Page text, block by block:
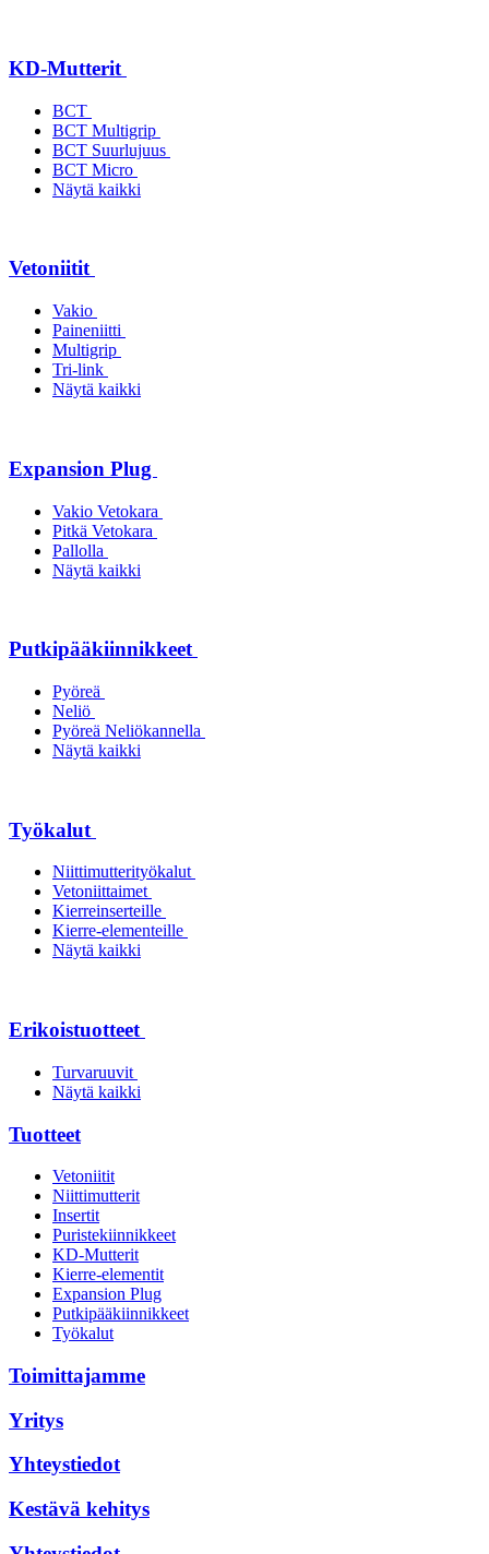
KD-Mutterit
BCT
BCT Multigrip
BCT Suurlujuus
BCT Micro
Näytä kaikki
Vetoniitit
Vakio
Paineniitti
Multigrip
Tri-link
Näytä kaikki
Expansion Plug
Vakio Vetokara
Pitkä Vetokara
Pallolla
Näytä kaikki
Putkipääkiinnikkeet
Pyöreä
Neliö
Pyöreä Neliökannella
Näytä kaikki
Työkalut
Niittimutterityökalut
Vetoniittaimet
Kierreinserteille
Kierre-elementeille
Näytä kaikki
Erikoistuotteet
Turvaruuvit
Näytä kaikki
Tuotteet
Vetoniitit
Niittimutterit
Insertit
Puristekiinnikkeet
KD-Mutterit
Kierre-elementit
Expansion Plug
Putkipääkiinnikkeet
Työkalut
Toimittajamme
Yritys
Yhteystiedot
Kestävä kehitys